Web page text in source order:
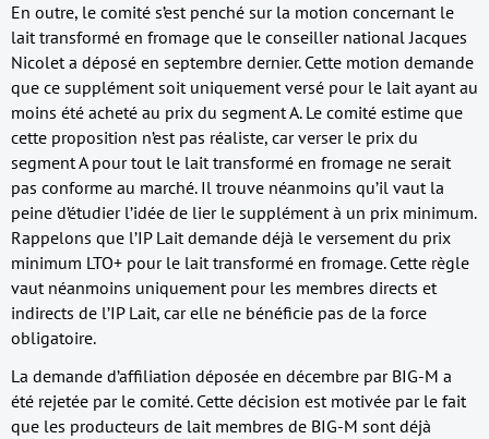
En outre, le comité s’est penché sur la motion concernant le
lait transformé en fromage que le conseiller national Jacques
Nicolet a déposé en septembre dernier. Cette motion demande
que ce supplément soit uniquement versé pour le lait ayant au
moins été acheté au prix du segment A. Le comité estime que
cette proposition n’est pas réaliste, car verser le prix du
segment A pour tout le lait transformé en fromage ne serait
pas conforme au marché. Il trouve néanmoins qu’il vaut la
peine d’étudier l’idée de lier le supplément à un prix minimum.
Rappelons que l’IP Lait demande déjà le versement du prix
minimum LTO+ pour le lait transformé en fromage. Cette règle
vaut néanmoins uniquement pour les membres directs et
indirects de l’IP Lait, car elle ne bénéficie pas de la force
obligatoire.
La demande d’affiliation déposée en décembre par BIG-M a
été rejetée par le comité. Cette décision est motivée par le fait
que les producteurs de lait membres de BIG-M sont déjà